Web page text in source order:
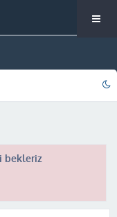
bekleriz